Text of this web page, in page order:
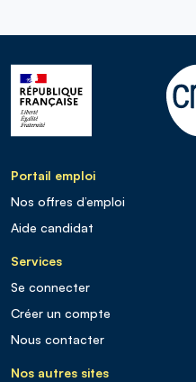
Portail emploi
Nos offres d’emploi
Aide candidat
Services
Se connecter
Créer un compte
Nous contacter
Nos autres sites